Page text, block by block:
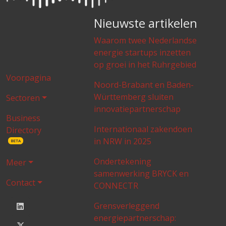
Voorpagina
Sectoren
Business
Directory
BETA
Meer
Contact
Nieuwste artikelen
Waarom twee Nederlandse
energie startups inzetten
op groei in het Ruhrgebied
Noord-Brabant en Baden-
Württemberg sluiten
innovatiepartnerschap
Internationaal zakendoen
in NRW in 2025
Ondertekening
samenwerking BRYCK en
CONNECTR
Grensverleggend
energiepartnerschap: